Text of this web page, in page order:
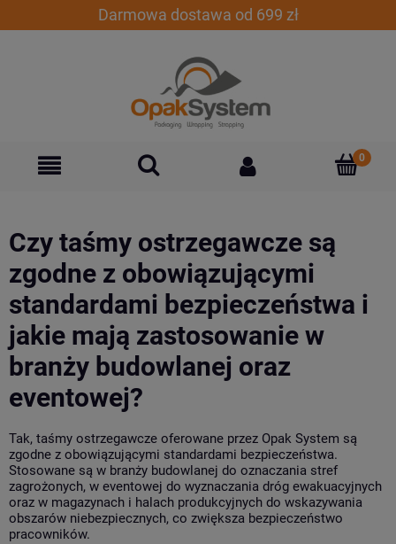
Darmowa dostawa od 699 zł
Czy taśmy ostrzegawcze są
zgodne z obowiązującymi
standardami bezpieczeństwa i
jakie mają zastosowanie w
branży budowlanej oraz
eventowej?
Tak, taśmy ostrzegawcze oferowane przez Opak System są
zgodne z obowiązującymi standardami bezpieczeństwa.
Stosowane są w branży budowlanej do oznaczania stref
zagrożonych, w eventowej do wyznaczania dróg ewakuacyjnych
oraz w magazynach i halach produkcyjnych do wskazywania
obszarów niebezpiecznych, co zwiększa bezpieczeństwo
pracowników.